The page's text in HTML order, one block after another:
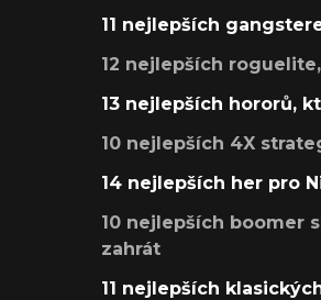
11 nejlepších
12 nejlepších
13 nejlepších hororů,
10 nejlepších 4X
14 nejlepších her pro
10 nejlepších boomer
zahrát
11 nejlepších